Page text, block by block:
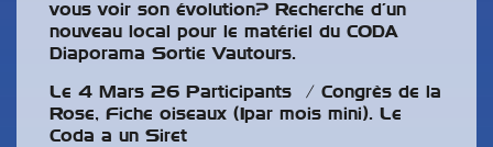
vous voir son évolution? Recherche d’un
nouveau local pour le matériel du CODA
Diaporama Sortie Vautours.
Le 4 Mars 26 Participants / Congrès de la
Rose, Fiche oiseaux (1par mois mini). Le
Coda a un Siret